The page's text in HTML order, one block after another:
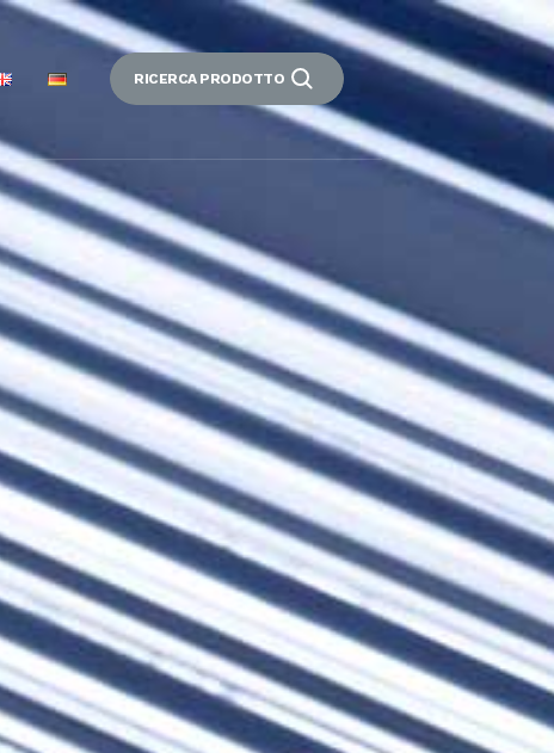
RICERCA PRODOTTO